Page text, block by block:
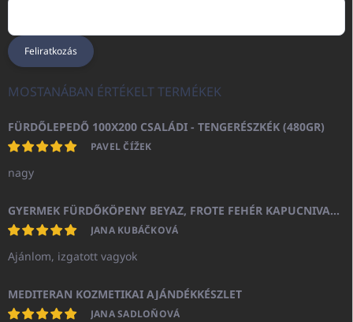
Feliratkozás
MOSTANÁBAN ÉRTÉKELT TERMÉKEK
FÜRDŐLEPEDŐ 100X200 CSALÁDI - TENGERÉSZKÉK (480GR)
PAVEL ČÍŽEK
nagy
GYERMEK FÜRDŐKÖPENY BEYAZ, FROTE FEHÉR KAPUCNIVAL (400GR)
JANA KUBÁČKOVÁ
Ajánlom, izgatott vagyok
MEDITERAN KOZMETIKAI AJÁNDÉKKÉSZLET
JANA SADLOŇOVÁ